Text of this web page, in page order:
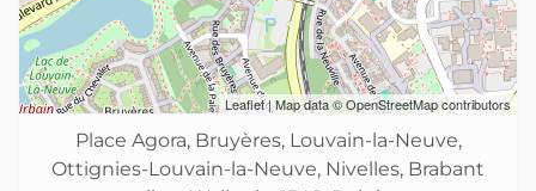
Leaflet| Map data ©OpenStreetMapcontributors
Place Agora, Bruyères, Louvain-la-Neuve,
Ottignies-Louvain-la-Neuve, Nivelles, Brabant